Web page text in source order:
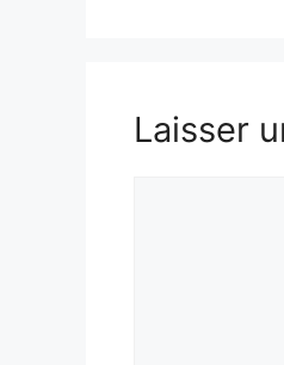
Laisser